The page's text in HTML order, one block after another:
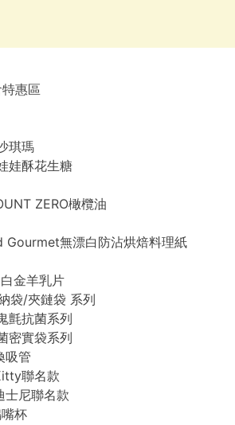
惠區
琪瑪
娃酥花生糖
ZERO橄欖油
Gourmet無漂白防沾烘焙料理紙
金羊乳片
袋/夾鏈袋 系列
氈抗菌系列
密實袋系列
吸管
聯名款
士尼聯名款
杯